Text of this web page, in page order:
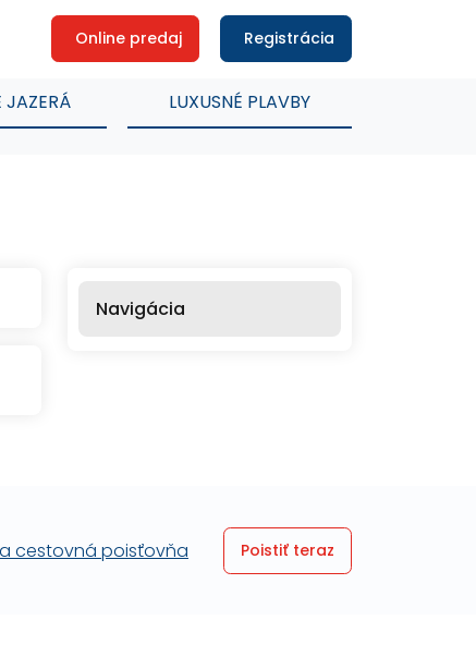
Online predaj Registrácia
JAZERÁ LUXUSNÉ PLAVBY
Navigácia
Poistiť teraz